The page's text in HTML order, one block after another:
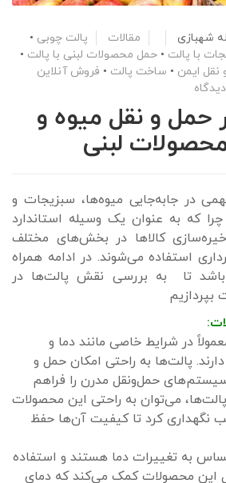
شهبازی مقالات پالت چوبی •
با پالت • حمل محصولات لبنی با پالت •
نقل ایمن • ساخت پالت • فروش آنلاین
حمل و نقل میوه و
لبنی
در جابه‌جایی میوه‌ها، سبزیجات و
که به عنوان یک وسیله استاندارد
کالاها در بخش‌های مختلف
استفاده می‌شوند. در ادامه همراه
باشد تا به بررسی نقش پالت‌ها در
بپردازیم
در شرایط خاصی مانند دما و
پالت‌ها به راحتی امکان حمل و
حمل‌ونقل مدرن را فراهم
پالت‌ها، می‌توان به راحتی این محصولات
نگهداری کرد تا کیفیت آن‌ها حفظ
به تغییرات دما هستند و استفاده
این محصولات کمک می‌کند که دمای